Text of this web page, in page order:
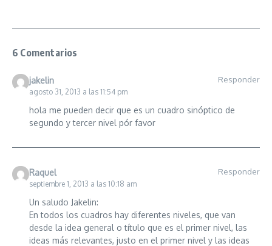
6 Comentarios
jakelin
agosto 31, 2013 a las 11:54 pm
Responder
hola me pueden decir que es un cuadro sinóptico de
segundo y tercer nivel pór favor
Raquel
septiembre 1, 2013 a las 10:18 am
Responder
Un saludo Jakelin:
En todos los cuadros hay diferentes niveles, que van
desde la idea general o título que es el primer nivel, las
ideas más relevantes, justo en el primer nivel y las ideas